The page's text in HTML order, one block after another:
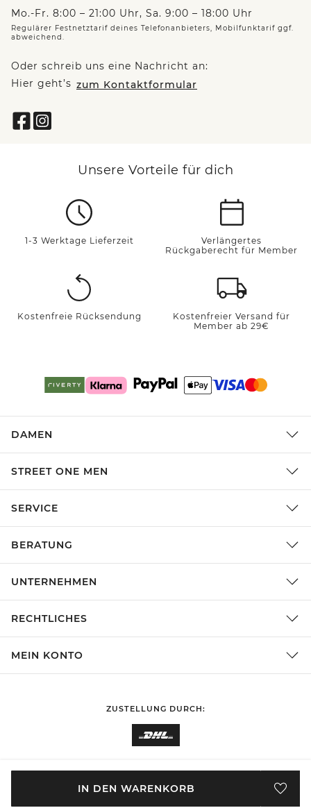
IN DEN WARENKORB
Mo.-Fr. 8:00 – 21:00 Uhr, Sa. 9:00 – 18:00 Uhr
Regulärer Festnetztarif deines Telefonanbieters, Mobilfunktarif ggf.
abweichend.
Oder schreib uns eine Nachricht an:
Hier geht’s zum Kontaktformular
Unsere Vorteile für dich
1-3 Werktage Lieferzeit
Verlängertes
Rückgaberecht für Member
Kostenfreie Rücksendung
Kostenfreier Versand für
Member ab 29€
DAMEN
STREET ONE MEN
SERVICE
BERATUNG
UNTERNEHMEN
RECHTLICHES
MEIN KONTO
ZUSTELLUNG DURCH: